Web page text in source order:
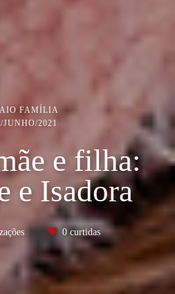
FAMÍLIA
JUNHO/2021
e filha:
e Isadora
0curtidas